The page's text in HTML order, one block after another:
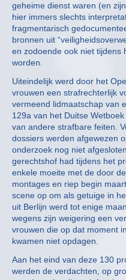
geheime dienst waren (en
hier immers slechts
fragmentarisch
bronnen uit
en zodoende ook niet tijdens
worden.
Uiteindelijk werd door het
vrouwen een strafrechterlijk
vermeend lidmaatschap van
129a van het Duitse
van andere strafbare feiten.
dossiers werden afgewezen
onderzoek nog niet
gerechtshof had tijdens het
enkele moeite met de door
montages en riep begin
scene op om als getuige in
uit Berlijn werd tot enige
wegens zijn weigering een
vrouwen die op dat moment
kwamen niet opdagen.
Aan het eind van deze 130
werden de verdachten, op